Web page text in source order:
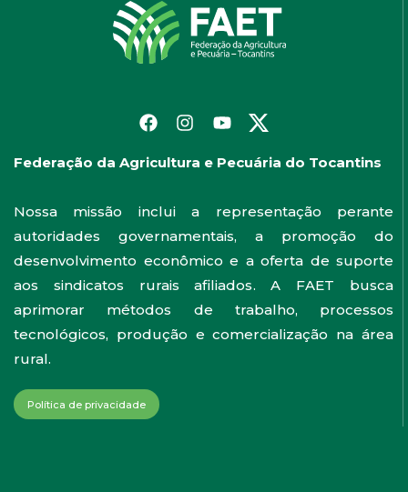
Federação da Agricultura e Pecuária do Tocantins
Nossa missão inclui a representação perante
autoridades governamentais, a promoção do
desenvolvimento econômico e a oferta de suporte
aos sindicatos rurais afiliados. A FAET busca
aprimorar métodos de trabalho, processos
tecnológicos, produção e comercialização na área
rural.
Política de privacidade